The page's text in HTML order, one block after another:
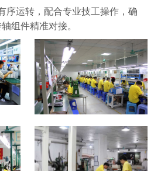
序运转，配合专业技工操作，确
组件精准对接。